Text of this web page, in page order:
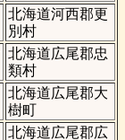
北海道河西郡更
別村
北海道広尾郡忠
類村
北海道広尾郡大
樹町
北海道広尾郡広